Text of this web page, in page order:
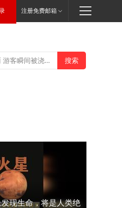
注册免费邮箱
现生命，将是人类绝